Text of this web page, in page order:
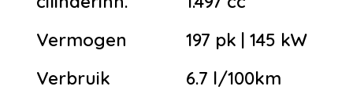
Vermogen
197 pk | 145 kW
Verbruik
6.7 l/100km